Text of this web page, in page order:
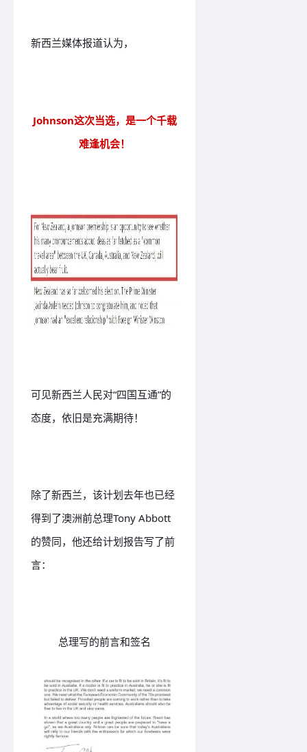
新西兰媒体报道认为，
Johnson这次当选，是一个千载
难逢机会！
可见新西兰人民对“四国互通”的
态度，依旧是充满期待！
除了新西兰，该计划去年也已经
得到了澳洲前总理Tony Abbott
的赞同，他还给计划报告写了前
言：
总理写的前言和签名